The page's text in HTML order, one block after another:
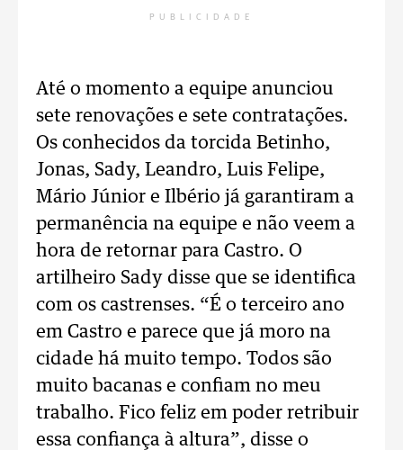
PUBLICIDADE
Até o momento a equipe anunciou
sete renovações e sete contratações.
Os conhecidos da torcida Betinho,
Jonas, Sady, Leandro, Luis Felipe,
Mário Júnior e Ilbério já garantiram a
permanência na equipe e não veem a
hora de retornar para Castro. O
artilheiro Sady disse que se identifica
com os castrenses. “É o terceiro ano
em Castro e parece que já moro na
cidade há muito tempo. Todos são
muito bacanas e confiam no meu
trabalho. Fico feliz em poder retribuir
essa confiança à altura”, disse o